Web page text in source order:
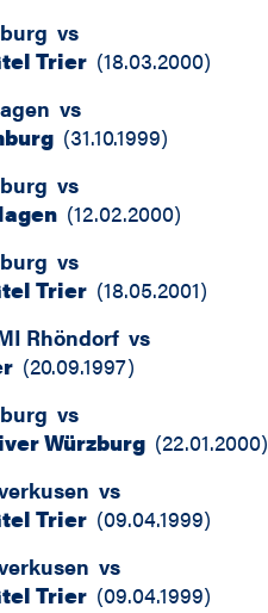
vs
Trier (18.03.2000)
vs
(31.10.1999)
vs
(12.02.2000)
vs
Trier (18.05.2001)
Rhöndorf vs
(20.09.1997)
vs
Würzburg (22.01.2000)
vs
Trier (09.04.1999)
vs
Trier (09.04.1999)